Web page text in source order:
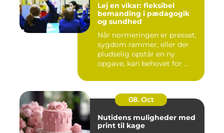
Lej en vikar: fleksibel
bemanding i pædagogik
og sundhed
Når normeringen er presset,
sygdom rammer, eller der
pludselig opstår en ny
opgave, kan behovet for ...
08. Oct
Nutidens muligheder med
print til kage